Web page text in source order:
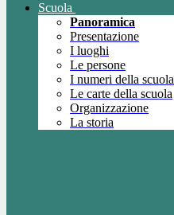
Scuola
Panoramica
Presentazione
I luoghi
Le persone
I numeri della scuola
Le carte della scuola
Organizzazione
La storia